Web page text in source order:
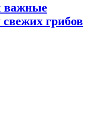
важные
грибов